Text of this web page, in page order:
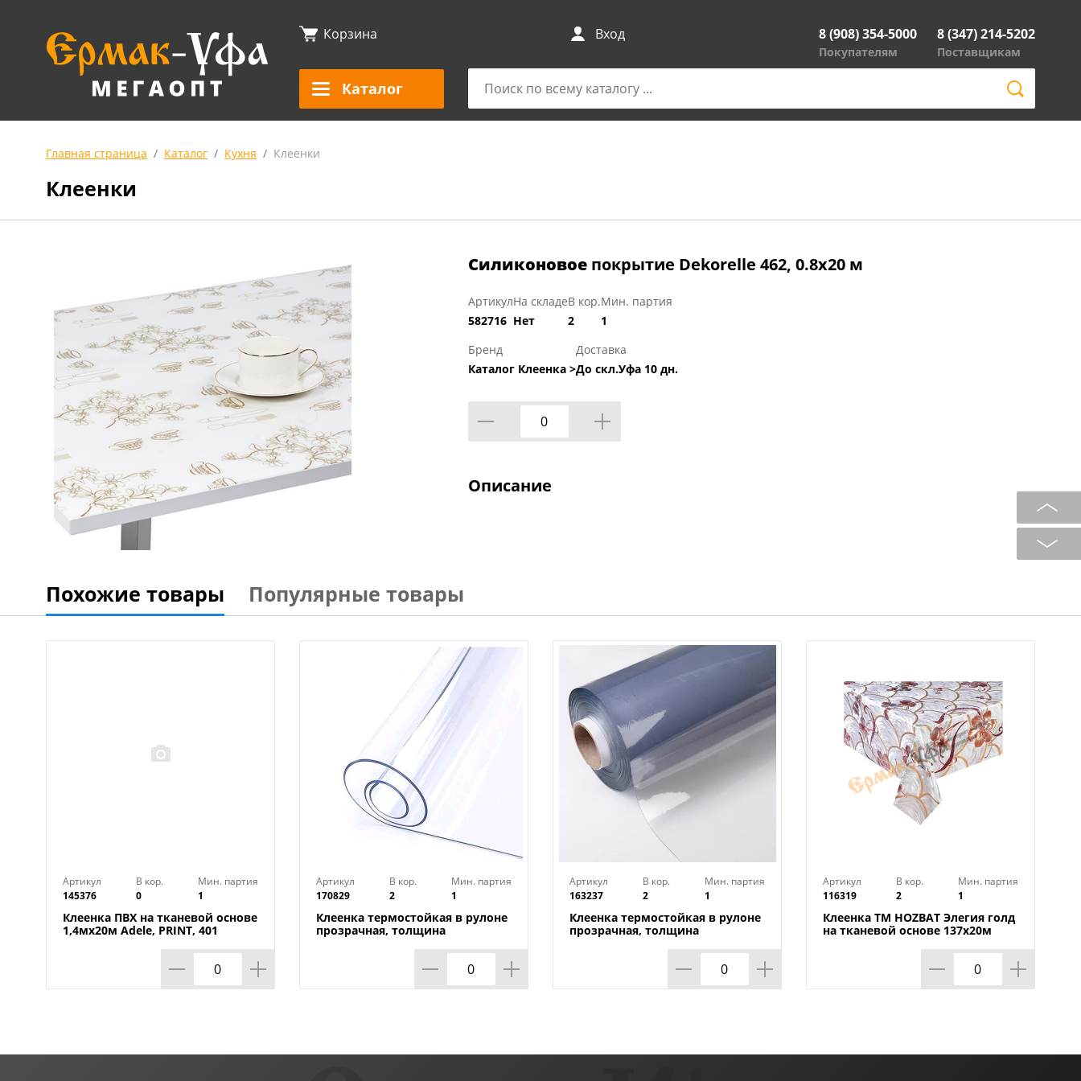
Корзина Вход 8 (908) 354-5000
Покупателям
8 (347) 214-5202
Поставщикам
Каталог
Главная страница Каталог Кухня Клеенки
Клеенки
Силиконовое покрытие Dekorelle 462, 0.8x20 м
Артикул
582716
На складе
Нет
В кор.
2
Мин. партия
1
Бренд
Каталог Клеенка >
Доставка
До скл.Уфа 10 дн.
Описание
Похожие товары Популярные товары
Артикул
145376
В кор.
0
Мин. партия
1
Клеенка ПВХ на тканевой основе
1,4мх20м Adele, PRINT, 401
Артикул
170829
В кор.
2
Мин. партия
1
Клеенка термостойкая в рулоне
прозрачная, толщина
Артикул
163237
В кор.
2
Мин. партия
1
Клеенка термостойкая в рулоне
прозрачная, толщина
Артикул
116319
В кор.
2
Мин. партия
1
Клеенка TM HOZBAT Элегия голд
на тканевой основе 137х20м